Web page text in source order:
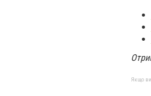
Якщо ви